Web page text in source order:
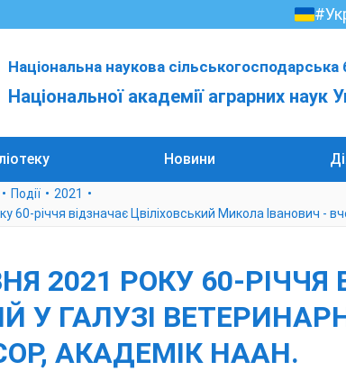
Національна наукова сільськогосподарська
Національної академії аграрних наук
Новини
Події
2021
60-річчя відзначає Цвіліховський Микола Іванович -
2021 РОКУ 60-
У ГАЛУЗІ
АКАДЕМІК НААН.